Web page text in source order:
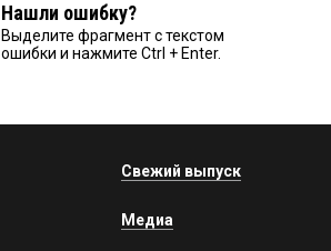
Нашли ошибку?
Выделите фрагмент с текстом
ошибки и нажмите Ctrl + Enter.
Свежий выпуск
Медиа